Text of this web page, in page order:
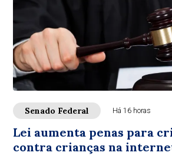
Senado Federal Há 16 horas
Lei aumenta penas para
contra crianças na